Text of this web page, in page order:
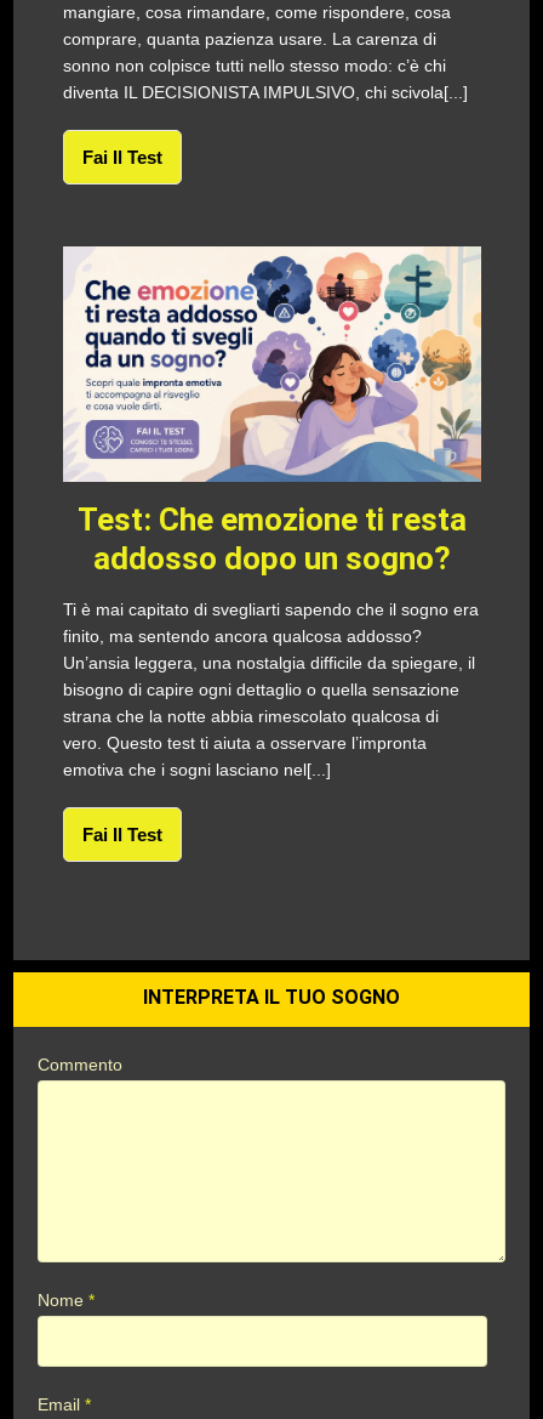
mangiare, cosa rimandare, come rispondere, cosa
comprare, quanta pazienza usare. La carenza di
sonno non colpisce tutti nello stesso modo: c’è chi
diventa IL DECISIONISTA IMPULSIVO, chi scivola[...]
Fai Il Test
Test: Che emozione ti resta
addosso dopo un sogno?
Ti è mai capitato di svegliarti sapendo che il sogno era
finito, ma sentendo ancora qualcosa addosso?
Un’ansia leggera, una nostalgia difficile da spiegare, il
bisogno di capire ogni dettaglio o quella sensazione
strana che la notte abbia rimescolato qualcosa di
vero. Questo test ti aiuta a osservare l’impronta
emotiva che i sogni lasciano nel[...]
Fai Il Test
INTERPRETA IL TUO SOGNO
Commento
Nome*
Email*